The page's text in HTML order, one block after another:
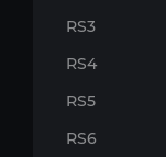
RS3
RS4
RS5
RS6